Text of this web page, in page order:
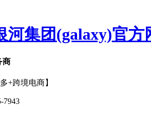
商
+跨境电商】
7943